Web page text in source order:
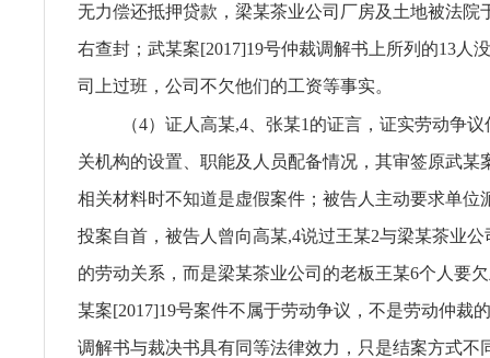
无力偿还抵押贷款，梁某茶业公司厂房及土地被法院
右查封；武某案[2017]19号仲裁调解书上所列的13人
司上过班，公司不欠他们的工资等事实。
（4）证人高某,4、张某1的证言，证实劳动争
关机构的设置、职能及人员配备情况，其审签原武某
相关材料时不知道是虚假案件；被告人主动要求单位
投案自首，被告人曾向高某,4说过王某2与梁某茶业
的劳动关系，而是梁某茶业公司的老板王某6个人要
某案[2017]19号案件不属于劳动争议，不是劳动仲裁
调解书与裁决书具有同等法律效力，只是结案方式不